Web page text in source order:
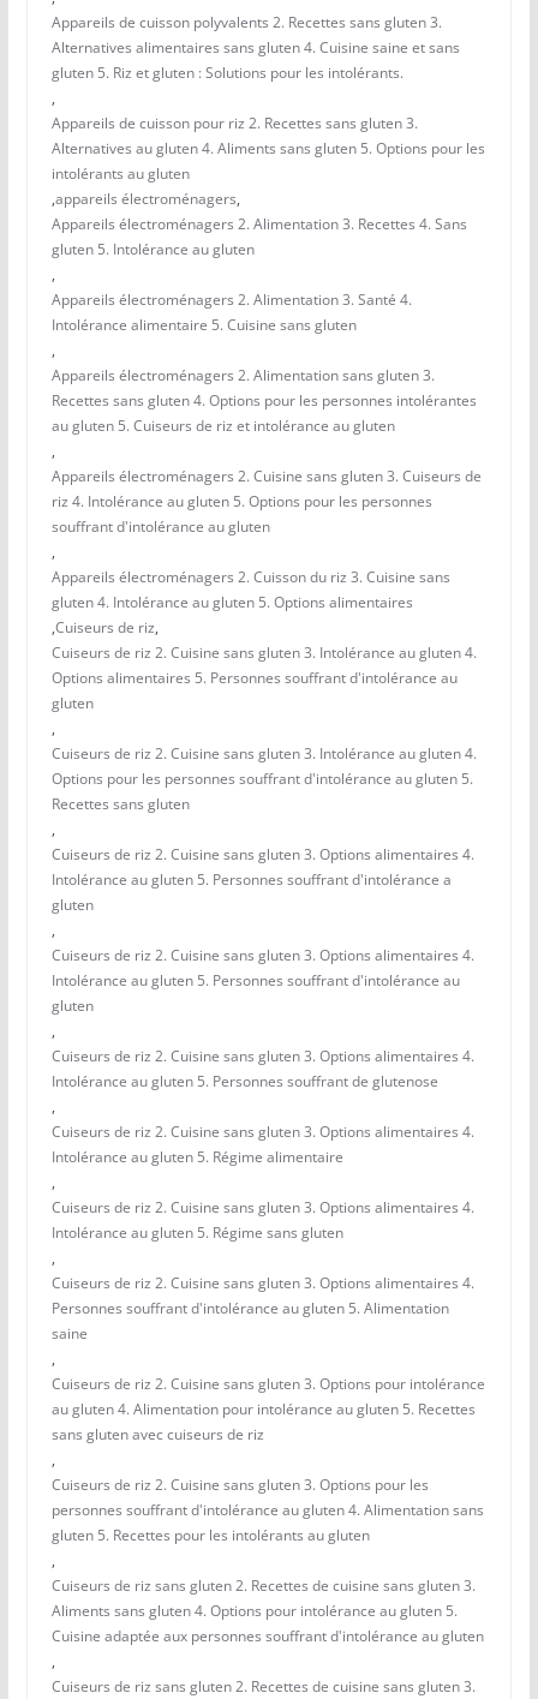
Appareils de cuisson polyvalents 2. Recettes sans gluten 3.
Alternatives alimentaires sans gluten 4. Cuisine saine et sans
gluten 5. Riz et gluten : Solutions pour les intolérants.
,
Appareils de cuisson pour riz 2. Recettes sans gluten 3.
Alternatives au gluten 4. Aliments sans gluten 5. Options pour les
intolérants au gluten
,appareils électroménagers,
Appareils électroménagers 2. Alimentation 3. Recettes 4. Sans
gluten 5. Intolérance au gluten
,
Appareils électroménagers 2. Alimentation 3. Santé 4.
Intolérance alimentaire 5. Cuisine sans gluten
,
Appareils électroménagers 2. Alimentation sans gluten 3.
Recettes sans gluten 4. Options pour les personnes intolérantes
au gluten 5. Cuiseurs de riz et intolérance au gluten
,
Appareils électroménagers 2. Cuisine sans gluten 3. Cuiseurs de
riz 4. Intolérance au gluten 5. Options pour les personnes
souffrant d'intolérance au gluten
,
Appareils électroménagers 2. Cuisson du riz 3. Cuisine sans
gluten 4. Intolérance au gluten 5. Options alimentaires
,Cuiseurs de riz,
Cuiseurs de riz 2. Cuisine sans gluten 3. Intolérance au gluten 4.
Options alimentaires 5. Personnes souffrant d'intolérance au
gluten
,
Cuiseurs de riz 2. Cuisine sans gluten 3. Intolérance au gluten 4.
Options pour les personnes souffrant d'intolérance au gluten 5.
Recettes sans gluten
,
Cuiseurs de riz 2. Cuisine sans gluten 3. Options alimentaires 4.
Intolérance au gluten 5. Personnes souffrant d'intolérance a
gluten
,
Cuiseurs de riz 2. Cuisine sans gluten 3. Options alimentaires 4.
Intolérance au gluten 5. Personnes souffrant d'intolérance au
gluten
,
Cuiseurs de riz 2. Cuisine sans gluten 3. Options alimentaires 4.
Intolérance au gluten 5. Personnes souffrant de glutenose
,
Cuiseurs de riz 2. Cuisine sans gluten 3. Options alimentaires 4.
Intolérance au gluten 5. Régime alimentaire
,
Cuiseurs de riz 2. Cuisine sans gluten 3. Options alimentaires 4.
Intolérance au gluten 5. Régime sans gluten
,
Cuiseurs de riz 2. Cuisine sans gluten 3. Options alimentaires 4.
Personnes souffrant d'intolérance au gluten 5. Alimentation
saine
,
Cuiseurs de riz 2. Cuisine sans gluten 3. Options pour intolérance
au gluten 4. Alimentation pour intolérance au gluten 5. Recettes
sans gluten avec cuiseurs de riz
,
Cuiseurs de riz 2. Cuisine sans gluten 3. Options pour les
personnes souffrant d'intolérance au gluten 4. Alimentation sans
gluten 5. Recettes pour les intolérants au gluten
,
Cuiseurs de riz sans gluten 2. Recettes de cuisine sans gluten 3.
Aliments sans gluten 4. Options pour intolérance au gluten 5.
Cuisine adaptée aux personnes souffrant d'intolérance au gluten
,
Cuiseurs de riz sans gluten 2. Recettes de cuisine sans gluten 3.